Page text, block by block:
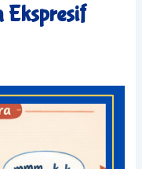
Ekspresif